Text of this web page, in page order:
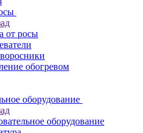
от росы
обогревом
оборудование
оборудование